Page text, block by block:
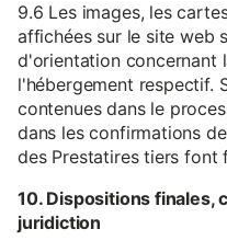
9.6 Les images, les
affichées sur le site web
d'orientation concernant
l'hébergement respectif.
contenues dans le
dans les confirmations
des Prestatires tiers font
10. Dispositions finales,
juridiction